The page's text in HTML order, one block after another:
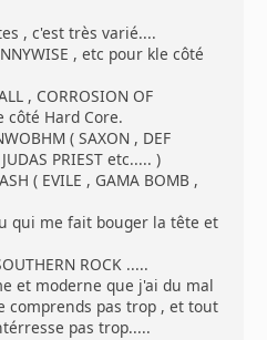
, c'est très varié....
, etc pour kle côté
, CORROSION OF
côté Hard Core.
( SAXON , DEF
PRIEST etc..... )
( EVILE , GAMA BOMB ,
qui me fait bouger la tête et
ROCK .....
et moderne que j'ai du mal
comprends pas trop , et tout
pas trop.....